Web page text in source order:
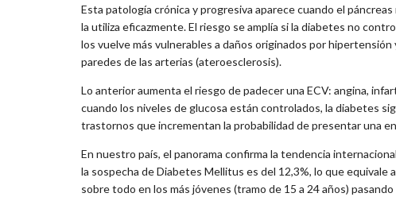
Esta patología crónica y progresiva aparece cuando el
la utiliza eficazmente. El riesgo se amplía si la diabetes no
los vuelve más vulnerables a daños originados por
paredes de las arterias (ateroesclerosis).
Lo anterior aumenta el riesgo de padecer una ECV: angina,
cuando los niveles de glucosa están controlados, la diabetes
trastornos que incrementan la probabilidad de presentar una
En nuestro país, el panorama confirma la tendencia
la sospecha de Diabetes Mellitus es del 12,3%, lo que
sobre todo en los más jóvenes (tramo de 15 a 24 años)